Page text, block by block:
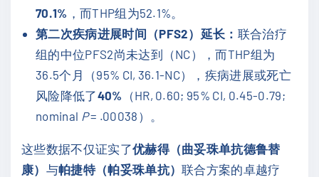
70.1% ，而THP组为52.1%。
第二次疾病进展时间（PFS2）延长： 联合治疗
组的中位PFS2尚未达到（NC），而THP组为
36.5个月（95% CI, 36.1-NC），疾病进展或死亡
风险降低了40% （HR, 0.60; 95% CI, 0.45-0.79;
nominal P= .00038）。
这些数据不仅证实了优赫得（曲妥珠单抗德鲁替
康） 与帕捷特（帕妥珠单抗）联合方案的卓越疗